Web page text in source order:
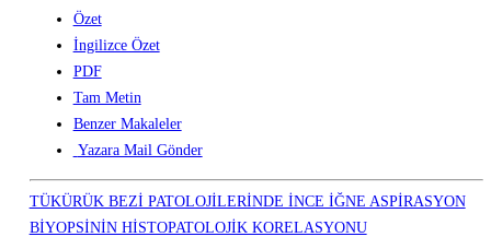
Özet
İngilizce Özet
PDF
Tam Metin
Benzer Makaleler
Yazara Mail Gönder
TÜKÜRÜK BEZİ PATOLOJİLERİNDE İNCE İĞNE ASPİRASYON
BİYOPSİNİN HİSTOPATOLOJİK KORELASYONU